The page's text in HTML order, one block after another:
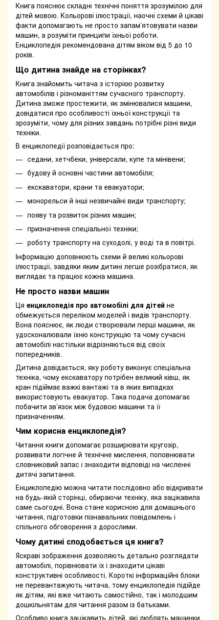
Книга пояснює складні технічні поняття зрозумілою для
дітей мовою. Кольорові ілюстрації, наочні схеми й цікаві
факти допомагають не просто запам’ятовувати назви
машин, а розуміти принципи їхньої роботи.
Енциклопедія рекомендована дітям віком від 5 до 10
років.
Що дитина знайде на сторінках?
Книга знайомить читача з історією розвитку
автомобілів і різноманіттям сучасного транспорту.
Дитина зможе простежити, як змінювалися машини,
довідатися про особливості їхньої конструкції та
зрозуміти, чому для різних завдань потрібні різні види
техніки.
В енциклопедії розповідається про:
седани, хетчбеки, універсали, купе та мінівени;
будову й основні частини автомобіля;
екскаватори, крани та евакуатори;
монорельси й інші незвичайні види транспорту;
появу та розвиток різних машин;
призначення спеціальної техніки;
роботу транспорту на суходолі, у воді та в повітрі.
Інформацію доповнюють схеми й великі кольорові
ілюстрації, завдяки яким дитині легше розібратися, як
виглядає та працює кожна машина.
Не просто назви машин
Ця енциклопедія про автомобілі для дітей не
обмежується переліком моделей і видів транспорту.
Вона пояснює, як люди створювали перші машини, як
удосконалювали їхню конструкцію та чому сучасні
автомобілі настільки відрізняються від своїх
попередників.
Дитина довідається, яку роботу виконує спеціальна
техніка, чому екскаватору потрібен великий ківш, як
кран підіймає важкі вантажі та в яких випадках
використовують евакуатор. Така подача допомагає
побачити зв’язок між будовою машини та її
призначенням.
Чим корисна енциклопедія?
Читання книги допомагає розширювати кругозір,
розвивати логічне й технічне мислення, поповнювати
словниковий запас і знаходити відповіді на численні
дитячі запитання.
Енциклопедію можна читати послідовно або відкривати
на будь-якій сторінці, обираючи техніку, яка зацікавила
саме сьогодні. Вона стане корисною для домашнього
читання, підготовки пізнавальних повідомлень і
спільного обговорення з дорослими.
Чому дитині сподобається ця книга?
Яскраві зображення дозволяють детально розглядати
автомобілі, порівнювати їх і знаходити цікаві
конструктивні особливості. Короткі інформаційні блоки
не перевантажують читача, тому енциклопедія підійде
як дітям, які вже читають самостійно, так і молодшим
дошкільнятам для читання разом із батьками.
Особливо книга зацікавить дітей, які люблять машинки,